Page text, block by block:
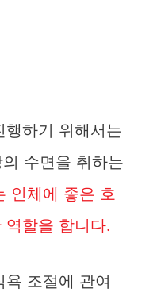
행하기 위해서는
수면을 취하는
인체에 좋은 호
역할을 합니다.
조절에 관여